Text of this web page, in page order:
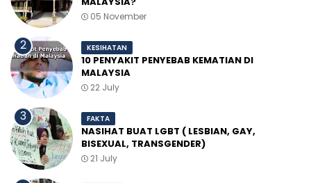
05 November
KESIHATAN
10 PENYAKIT PENYEBAB KEMATIAN DI
MALAYSIA
22 July
FAKTA
NASIHAT BUAT LGBT ( LESBIAN, GAY,
BISEXUAL, TRANSGENDER)
21 July